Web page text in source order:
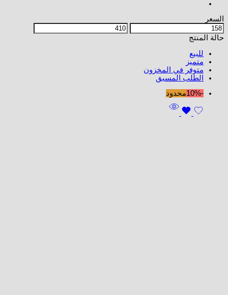
السعر
حالة المنتج
للبيع
متميز
متوفر في المخزون
الطلب المسبق
-10%
محدود